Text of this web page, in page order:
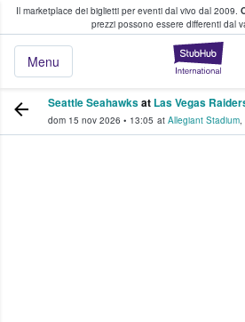
Il marketplace dei biglietti per eventi dal vivo dal 2009.
prezzi possono essere differenti dal
Menu
fan comprano e
Seattle Seahawksat Las Vegas
dom 15 nov 2026 • 13:05 at Allegiant Stadium,